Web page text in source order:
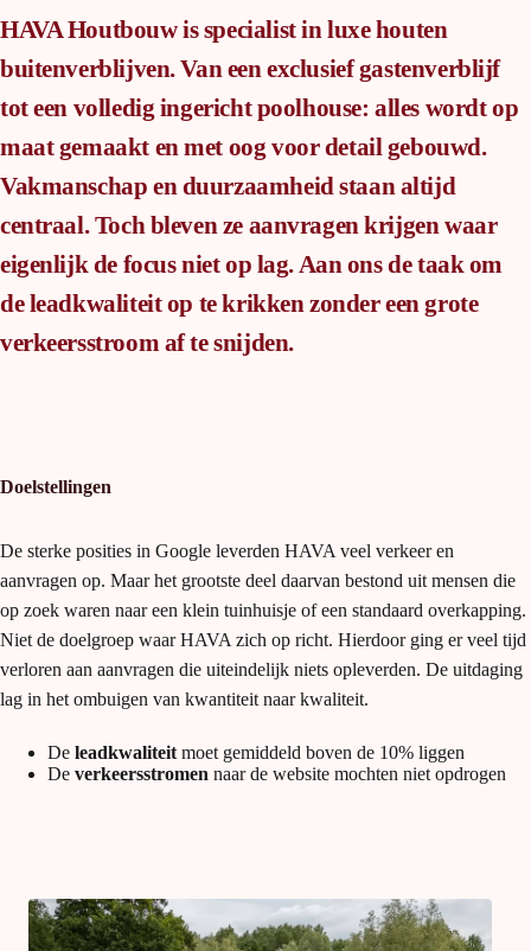
HAVA Houtbouw is specialist in luxe houten
buitenverblijven. Van een exclusief gastenverblijf
tot een volledig ingericht poolhouse: alles wordt op
maat gemaakt en met oog voor detail gebouwd.
Vakmanschap en duurzaamheid staan altijd
centraal. Toch bleven ze aanvragen krijgen waar
eigenlijk de focus niet op lag. Aan ons de taak om
de leadkwaliteit op te krikken zonder een grote
verkeersstroom af te snijden.
Doelstellingen
De sterke posities in Google leverden HAVA veel verkeer en
aanvragen op. Maar het grootste deel daarvan bestond uit mensen die
op zoek waren naar een klein tuinhuisje of een standaard overkapping.
Niet de doelgroep waar HAVA zich op richt. Hierdoor ging er veel tijd
verloren aan aanvragen die uiteindelijk niets opleverden. De uitdaging
lag in het ombuigen van kwantiteit naar kwaliteit.
De leadkwaliteit moet gemiddeld boven de 10% liggen
De verkeersstromen naar de website mochten niet opdrogen